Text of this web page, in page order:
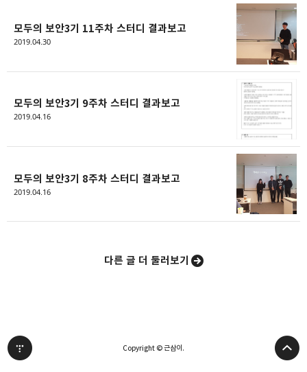
모두의 보안3기 11주차 스터디 결과보고
2019.04.30
모두의 보안3기 9주차 스터디 결과보고
2019.04.16
모두의 보안3기 8주차 스터디 결과보고
2019.04.16
다른 글 더 둘러보기
Copyright © 근삼이.